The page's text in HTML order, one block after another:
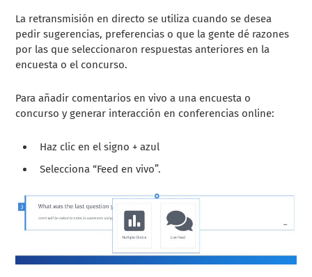
La retransmisión en directo se utiliza cuando se desea
pedir sugerencias, preferencias o que la gente dé razones
por las que seleccionaron respuestas anteriores en la
encuesta o el concurso.
Para añadir comentarios en vivo a una encuesta o
concurso y generar interacción en conferencias online:
Haz clic en el signo + azul
Selecciona “Feed en vivo”.